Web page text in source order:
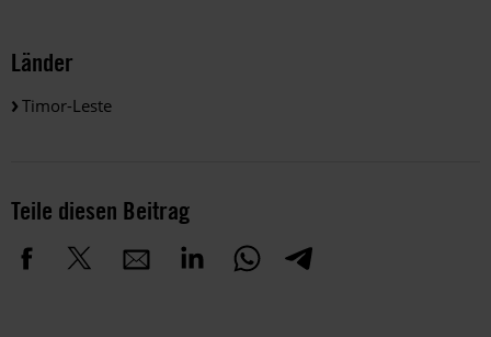
Länder
Timor-Leste
Teile diesen Beitrag